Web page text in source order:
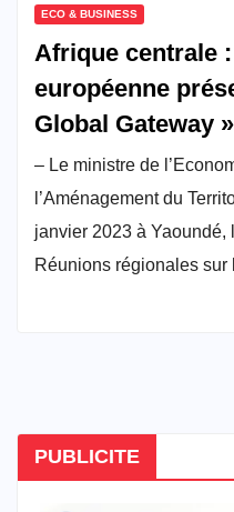
ECO & BUSINESS
Afrique centrale :
européenne
Global Gateway
– Le ministre de
l’Aménagement du
janvier 2023 à Yaoundé,
Réunions régionales
PUBLICITE